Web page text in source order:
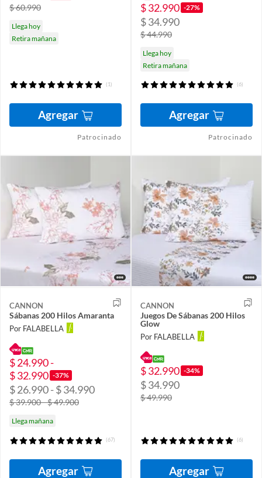
$ 60.990
Llega hoy
Retira mañana
(1)
Agregar
Patrocinado
$ 32.990 -27%
$ 34.990
$ 44.990
Llega hoy
Retira mañana
(6)
Agregar
Patrocinado
CANNON
Sábanas 200 Hilos Amaranta
Por FALABELLA
$ 24.990 -
$ 32.990 -37%
$ 26.990 - $ 34.990
$ 39.900 - $ 49.900
Llega mañana
(67)
Agregar
CANNON
Juegos De Sábanas 200 Hilos
Glow
Por FALABELLA
$ 32.990 -34%
$ 34.990
$ 49.990
(6)
Agregar